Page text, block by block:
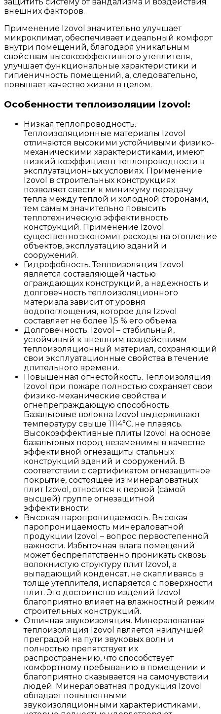
внешних факторов.
Применение Izovol значительно улучшает
микроклимат, обеспечивает идеальный комфорт
внутри помещений, благодаря уникальным
свойствам высокоэффективного утеплителя,
улучшает функциональные характеристики и
гигиеничность помещений, а, следовательно,
повышает качество жизни в целом.
Особенности теплоизоляции Izovol:
Низкая теплопроводность.
Теплоизоляционные материалы Izovol
отличаются высокими устойчивыми физико-
механическими характеристиками, имеют
низкий коэффициент теплопроводности в
эксплуатационных условиях. Применение
Izovol в строительных конструкциях
позволяет свести к минимуму передачу
тепла между теплой и холодной сторонами,
тем самым значительно повысить
теплотехническую эффективность
конструкций. Применение Izovol
существенно экономит расходы на отопление
объектов, эксплуатацию зданий и
сооружений.
Гидрофобность. Теплоизоляция Izovol
является составляющей частью
ограждающих конструкций, а надежность и
долговечность теплоизоляционного
материала зависит от уровня
водопоглощения, которое для Izovol
составляет не более 1,5 % его объема.
Долговечность. Izovol – стабильный,
устойчивый к внешним воздействиям
теплоизоляционный материал, сохраняющий
свои эксплуатационные свойства в течение
длительного времени.
Повышенная огнестойкость. Теплоизоляция
Izovol при пожаре полностью сохраняет свои
физико-механические свойства и
огнепреграждающую способность.
Базальтовые волокна Izovol выдерживают
температуру свыше 1114°С, не плавясь.
Высокоэффективные плиты Izovol на основе
базальтовых пород незаменимы в качестве
эффективной огнезащиты стальных
конструкций зданий и сооружений. В
соответствии с сертификатом огнезащитное
покрытие, состоящее из минераловатных
плит Izovol, относится к первой (самой
высшей) группе огнезащитной
эффективности.
Высокая паропроницаемость. Высокая
паропроницаемость минераловатной
продукции Izovol – вопрос первостепенной
важности. Избыточная влага помещений
может беспрепятственно проникать сквозь
волокнистую структуру плит Izovol, а
выпадающий конденсат, не скапливаясь в
толще утеплителя, испаряется с поверхности
плит. Это достоинство изделий Izovol
благоприятно влияет на влажностный режим
строительных конструкций.
Отличная звукоизоляция. Минераловатная
теплоизоляция Izovol является наилучшей
преградой на пути звуковых волн и
полностью препятствует их
распространению, что способствует
комфортному пребыванию в помещении и
благоприятно сказывается на самочувствии
людей. Минераловатная продукция Izovol
обладает повышенными
звукоизоляционными характеристиками,